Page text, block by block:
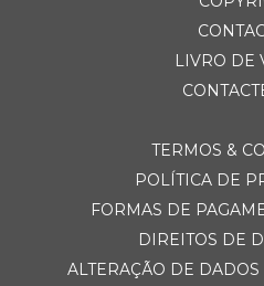
LIVRO DE
TERMOS &
POLÍTICA DE
FORMAS DE
DIREITOS DE
ALTERAÇÃO DE